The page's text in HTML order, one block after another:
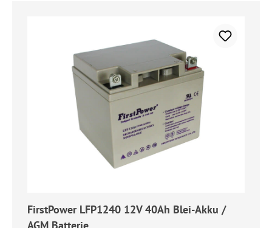
FirstPower LFP1240 12V 40Ah Blei-Akku /